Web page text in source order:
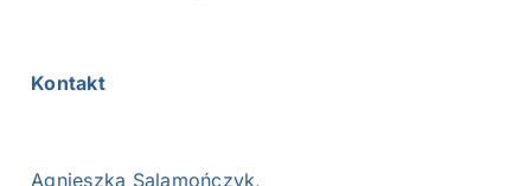
Kontakt
Agnieszka Salamończyk,